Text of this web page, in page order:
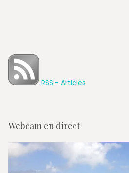
RSS - Articles
Webcam en direct